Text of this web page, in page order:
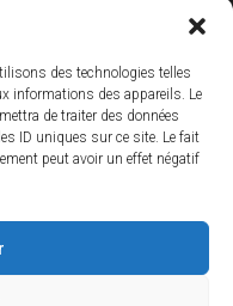
des technologies telles
informations des appareils. Le
de traiter des données
ID uniques sur ce site. Le fait
peut avoir un effet négatif
+33 1 60 55 43 98
+33 6 33 42 47 88
Marie et Alain Dury
77760 Larchant